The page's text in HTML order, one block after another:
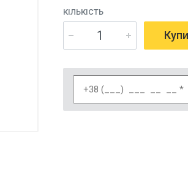
КІЛЬКІСТЬ